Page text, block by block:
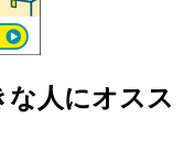
な人にオスス